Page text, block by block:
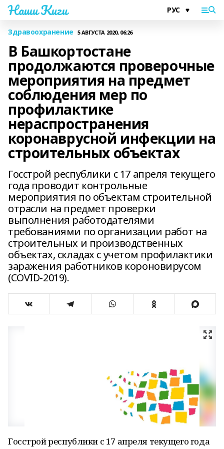
Наши Киги
Здравоохранение 5 АВГУСТА 2020, 06:26
В Башкортостане
продолжаются проверочные
мероприятия на предмет
соблюдения мер по
профилактике
нераспространения
коронаврусной инфекции на
строительных объектах
Госстрой республики с 17 апреля текущего
года проводит контрольные
мероприятия по объектам строительной
отрасли на предмет проверки
выполнения работодателями
требованиями по организации работ на
строительных и производственных
объектах, складах с учетом профилактики
заражения работников короновирусом
(COVID-2019).
Госстрой республики с 17 апреля текущего года